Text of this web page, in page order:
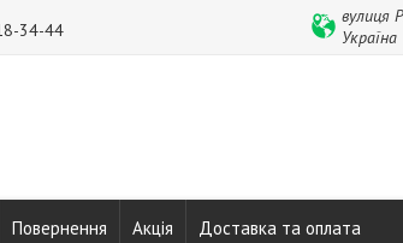
34-44
вулиця
Україна
Повернення Акція Доставка та оплата